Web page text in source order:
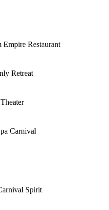
Restaurant
Retreat
Carnival
Spirit